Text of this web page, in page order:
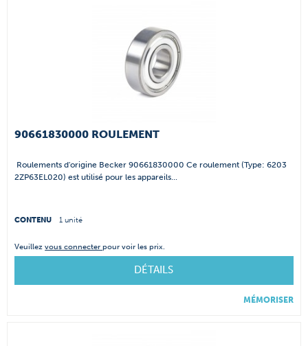
90661830000 ROULEMENT
Roulements d'origine Becker 90661830000 Ce roulement (Type: 6203
2ZP63EL020) est utilisé pour les appareils...
CONTENU 1 unité
Veuillezvous connecterpour voir les prix.
DÉTAILS
MÉMORISER